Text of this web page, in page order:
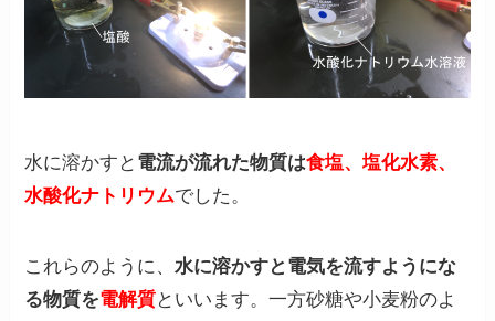
水に溶かすと 電流が流れた物質は食塩、塩化水素、
水酸化ナトリウムでした。
これらのように、水に溶かすと電気を流すようにな
る物質を電解質といいます。一方砂糖や小麦粉のよ